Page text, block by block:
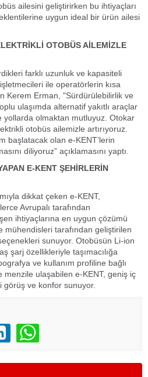
ailesini geliştirirken bu ihtiyaçları
uygun ideal bir ürün ailesi
OTOBÜS AİLEMİZLE
farklı uzunluk ve kapasiteli
ile operatörlerin kısa
Kerem Erman, "Sürdürülebilirlik ve
ulaşımda alternatif yakıtlı araçlar
olmaktan mutluyuz. Otokar
otobüs ailemizle artırıyoruz.
başlatacak olan e-KENT’lerin
diliyoruz” açıklamasını yaptı.
E-KENT ŞEHİRLERİN
dikkat çeken e-KENT,
Avrupalı tarafından
ihtiyaçlarına en uygun çözümü
mühendisleri tarafından geliştirilen
sunuyor. Otobüsün Li-ion
şarj özellikleriyle taşımacılığa
ve kullanım profiline bağlı
ulaşabilen e-KENT, geniş iç
görüş ve konfor sunuyor.